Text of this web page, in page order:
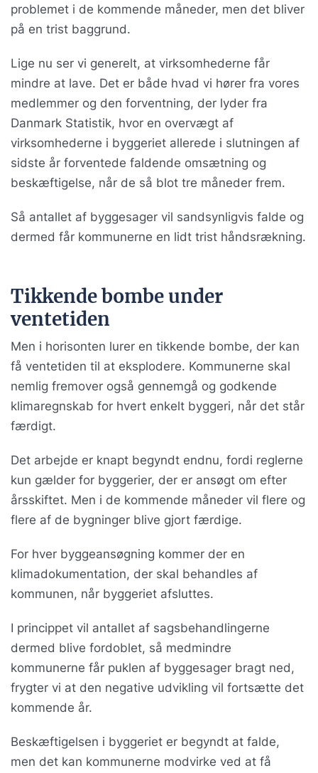
problemet i de kommende måneder, men det bliver
på en trist baggrund.
Lige nu ser vi generelt, at virksomhederne får
mindre at lave. Det er både hvad vi hører fra vores
medlemmer og den forventning, der lyder fra
Danmark Statistik, hvor en overvægt af
virksomhederne i byggeriet allerede i slutningen af
sidste år forventede faldende omsætning og
beskæftigelse, når de så blot tre måneder frem.
Så antallet af byggesager vil sandsynligvis falde og
dermed får kommunerne en lidt trist håndsrækning.
Tikkende bombe under
ventetiden
Men i horisonten lurer en tikkende bombe, der kan
få ventetiden til at eksplodere. Kommunerne skal
nemlig fremover også gennemgå og godkende
klimaregnskab for hvert enkelt byggeri, når det står
færdigt.
Det arbejde er knapt begyndt endnu, fordi reglerne
kun gælder for byggerier, der er ansøgt om efter
årsskiftet. Men i de kommende måneder vil flere og
flere af de bygninger blive gjort færdige.
For hver byggeansøgning kommer der en
klimadokumentation, der skal behandles af
kommunen, når byggeriet afsluttes.
I princippet vil antallet af sagsbehandlingerne
dermed blive fordoblet, så medmindre
kommunerne får puklen af byggesager bragt ned,
frygter vi at den negative udvikling vil fortsætte det
kommende år.
Beskæftigelsen i byggeriet er begyndt at falde,
men det kan kommunerne modvirke ved at få